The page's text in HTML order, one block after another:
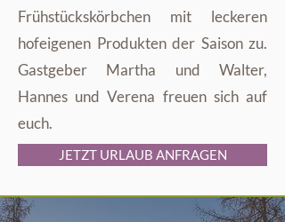
Frühstückskörbchen mit leckeren
hofeigenen Produkten der Saison zu.
Gastgeber Martha und Walter,
Hannes und Verena freuen sich auf
euch.
JETZT URLAUB ANFRAGEN